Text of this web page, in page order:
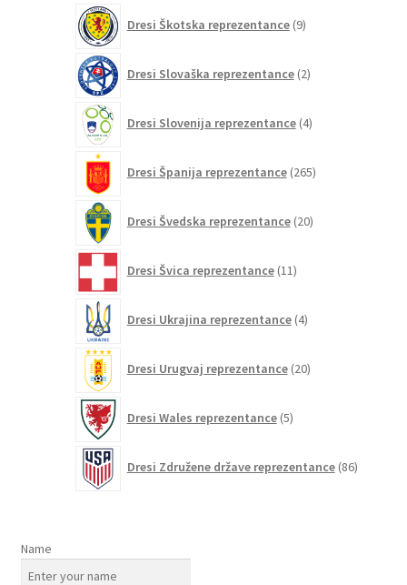
Dresi Škotska reprezentance 9izdelkov
Dresi Slovaška reprezentance 2izdelka
Dresi Slovenija reprezentance 4izdelki
Dresi Španija reprezentance 265izdelkov
Dresi Švedska reprezentance 20izdelkov
Dresi Švica reprezentance 11izdelkov
Dresi Ukrajina reprezentance 4izdelki
Dresi Urugvaj reprezentance 20izdelkov
Dresi Wales reprezentance 5izdelkov
Dresi Združene države reprezentance 86izdelkov
Name